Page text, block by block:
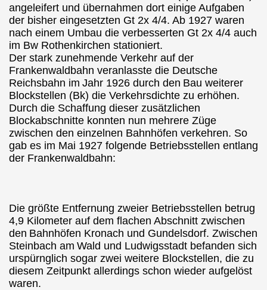
angeleifert und übernahmen dort einige Aufgaben
der bisher eingesetzten Gt 2x 4/4. Ab 1927 waren
nach einem Umbau die verbesserten Gt 2x 4/4 auch
im Bw Rothenkirchen stationiert.
Der stark zunehmende Verkehr auf der
Frankenwaldbahn veranlasste die Deutsche
Reichsbahn im Jahr 1926 durch den Bau weiterer
Blockstellen (Bk) die Verkehrsdichte zu erhöhen.
Durch die Schaffung dieser zusätzlichen
Blockabschnitte konnten nun mehrere Züge
zwischen den einzelnen Bahnhöfen verkehren. So
gab es im Mai 1927 folgende Betriebsstellen entlang
der Frankenwaldbahn:
Die größte Entfernung zweier Betriebsstellen betrug
4,9 Kilometer auf dem flachen Abschnitt zwischen
den Bahnhöfen Kronach und Gundelsdorf. Zwischen
Steinbach am Wald und Ludwigsstadt befanden sich
urspürnglich sogar zwei weitere Blockstellen, die zu
diesem Zeitpunkt allerdings schon wieder aufgelöst
waren.